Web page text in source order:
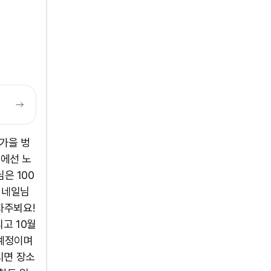
을 벙
선 노
은 100
일님
주뵈요!
고 10월
이며
면 장소